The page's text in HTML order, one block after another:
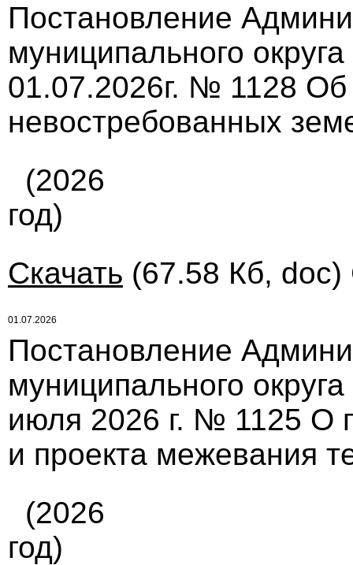
Постановление
муниципального
01.07.2026г. № 1128 Об
невостребованных
(2026
год)
Скачать (67.58 Кб, doc)
01.07.2026
Постановление
муниципального
июля 2026 г. № 1125 О
и проекта межевания
(2026
год)